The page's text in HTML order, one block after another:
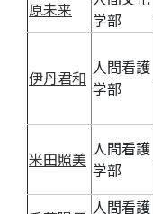
原未来
学部
伊丹君和 人間看護
学部
米田照美 人間看護
学部
人間看護